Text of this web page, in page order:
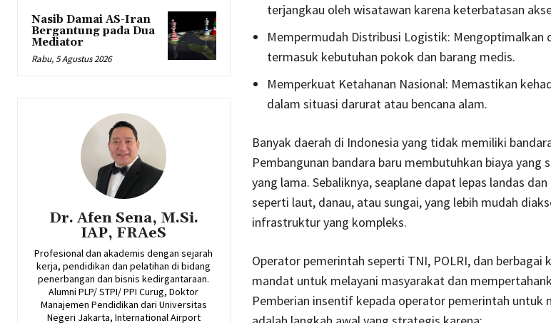
Nasib Damai AS-Iran
Bergantung pada Dua
Mediator
Rabu, 5 Agustus 2026
Dr. Afen Sena, M.Si.
IAP, FRAeS
Profesional dan akademis dengan sejarah
kerja, pendidikan dan pelatihan di bidang
penerbangan dan bisnis kedirgantaraan.
Alumni PLP/ STPI/ PPI Curug, Doktor
Manajemen Pendidikan dari Universitas
Negeri Jakarta, International Airport
terjangkau oleh wisatawan karena keterbatasan
Mempermudah Distribusi Logistik: Mengoptimalkan
termasuk kebutuhan pokok dan barang medis.
Memperkuat Ketahanan Nasional: Memastikan
dalam situasi darurat atau bencana alam.
Banyak daerah di Indonesia yang tidak memiliki
Pembangunan bandara baru membutuhkan biaya yang
yang lama. Sebaliknya, seaplane dapat lepas landas
seperti laut, danau, atau sungai, yang lebih mudah
infrastruktur yang kompleks.
Operator pemerintah seperti TNI, POLRI, dan berbagai
mandat untuk melayani masyarakat dan
Pemberian insentif kepada operator pemerintah untuk